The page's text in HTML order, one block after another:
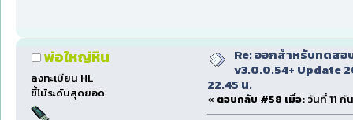
พ่อใหญ่หิน
ลงทะเบียน HL
ขี้โม้ระดับสุดยอด
Re: ออกสำหรับทดสอ
v3.0.0.54+ Update
22.45 น.
« ตอบกลับ #58 เมื่อ: วันที่ 11 กั